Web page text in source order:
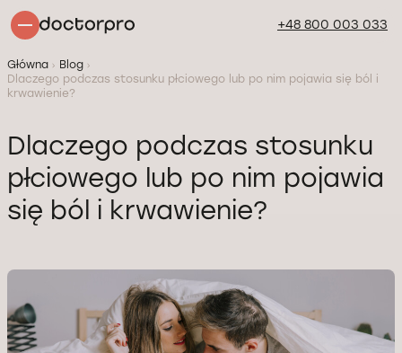
+48 800 003 033
Główna
Blog
Dlaczego podczas stosunku płciowego lub po nim pojawia się ból i
krwawienie?
Dlaczego podczas stosunku
płciowego lub po nim pojawia
się ból i krwawienie?